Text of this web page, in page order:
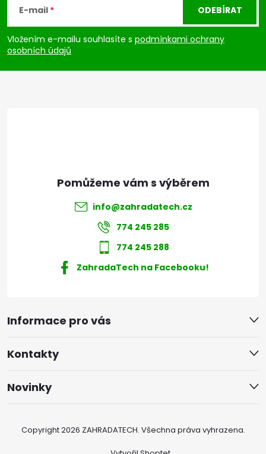
p
a
E-mail
Vložením e-mailu souhlasíte s podmínkami ochrany
osobních údajů
ODEBÍRAT
Informace pro vás
Kontakty
Novinky
info@zahradatech.cz
774 245 285
774 245 288
ZahradaTech na Facebooku!
Copyright 2026 ZAHRADATECH. Všechna práva vyhrazena.